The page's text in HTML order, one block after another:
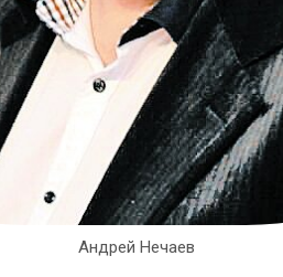
Андрей Нечаев